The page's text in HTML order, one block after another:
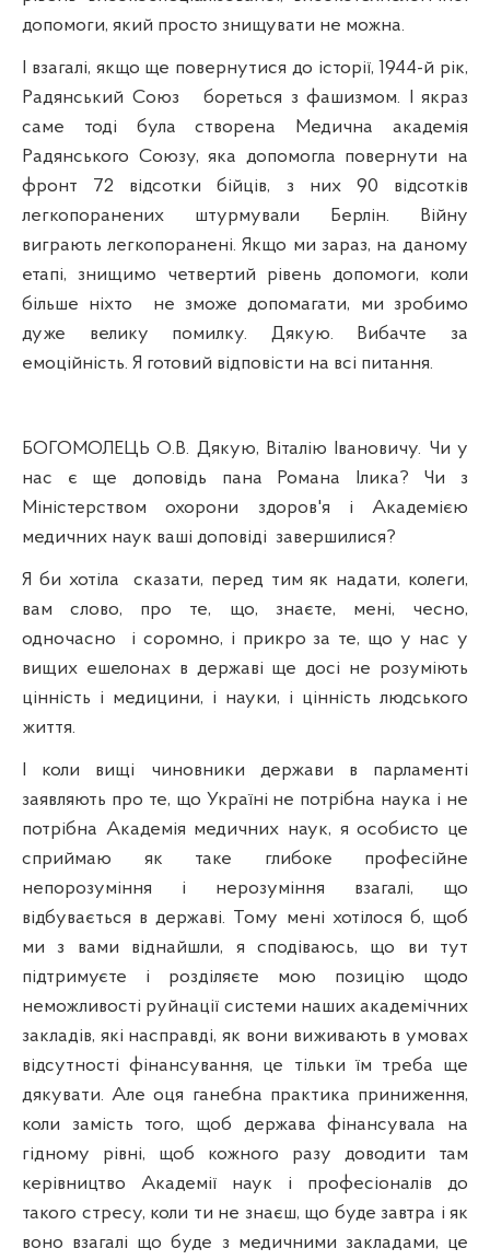
допомоги, який просто знищувати не можна.
І взагалі, якщо ще повернутися до історії, 1944-й рік,
Радянський Союз
бореться з фашизмом. І якраз
саме тоді була створена Медична академія
Радянського Союзу, яка допомогла повернути на
фронт 72 відсотки бійців, з них 90 відсотків
легкопоранених штурмували Берлін. Війну
виграють легкопоранені. Якщо ми зараз, на даному
етапі, знищимо четвертий рівень допомоги, коли
більше ніхто
не зможе допомагати, ми зробимо
дуже велику помилку. Дякую. Вибачте за
емоційність. Я готовий відповісти на всі питання.
БОГОМОЛЕЦЬ О.В. Дякую, Віталію Івановичу. Чи у
нас є ще доповідь пана Романа
Ілика? Чи з
Міністерством охорони здоров'я і Академією
медичних наук ваші доповіді завершилися?
Я би хотіла
сказати, перед тим як надати, колеги,
вам слово, про те, що, знаєте, мені, чесно,
одночасно
і соромно, і прикро за те, що у нас у
вищих ешелонах в державі ще досі не розуміють
цінність і медицини, і науки, і цінність людського
життя.
І коли вищі чиновники держави в парламенті
заявляють про те, що Україні не потрібна наука і не
потрібна Академія медичних наук, я особисто це
сприймаю як таке глибоке професійне
непорозуміння і нерозуміння взагалі, що
відбувається в державі. Тому мені хотілося б, щоб
ми з вами віднайшли, я сподіваюсь, що ви тут
підтримуєте і розділяєте мою позицію щодо
неможливості руйнації системи наших академічних
закладів, які насправді, як вони виживають в умовах
відсутності фінансування, це тільки їм треба ще
дякувати. Але оця ганебна практика приниження,
коли замість того, щоб держава фінансувала на
гідному рівні, щоб кожного разу доводити там
керівництво Академії наук і професіоналів до
такого стресу, коли ти не знаєш, що буде завтра і як
воно взагалі що буде з медичними закладами, це